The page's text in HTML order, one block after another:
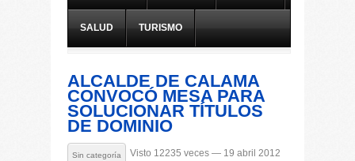
SALUD TURISMO
ALCALDE DE CALAMA
CONVOCÓ MESA PARA
SOLUCIONAR TÍTULOS
DE DOMINIO
Sin categoría Visto 12235 veces — 19 abril 2012